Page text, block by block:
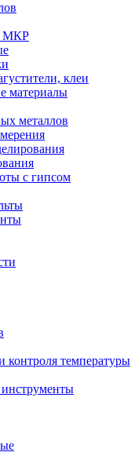
МКР
клеи
материалы
металлов
с гипсом
контроля температуры